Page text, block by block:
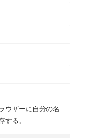
ウザーに自分の名
する。